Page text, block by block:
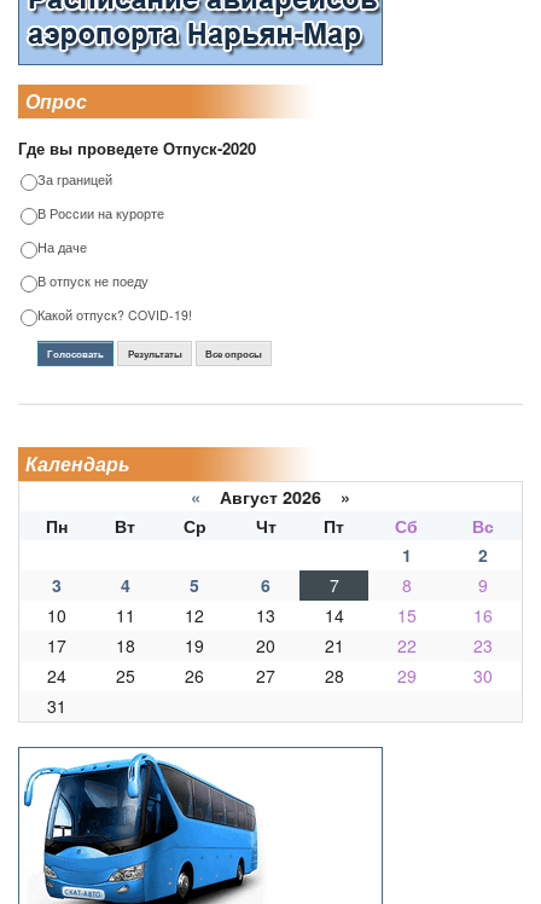
Опрос
Где вы проведете Отпуск-2020
За границей
В России на курорте
На даче
В отпуск не поеду
Какой отпуск? COVID-19!
Голосовать Результаты Все опросы
Календарь
« Август 2026 »
Пн
Вт Ср Чт Пт Сб
Вс
1
2
3
4 5 6 7 8
9
10
11 12 13 14 15
16
17
18 19 20 21 22
23
24
25 26 27 28 29
30
31